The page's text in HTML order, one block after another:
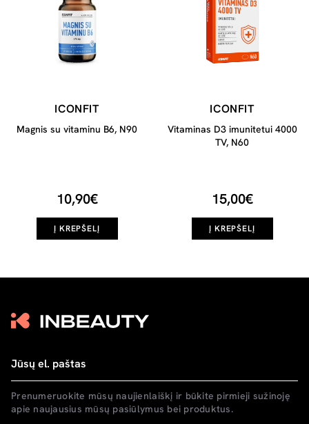
ICONFIT
Magnis su vitaminu B6, N90
10,90€
Į KREPŠELĮ
ICONFIT
Vitaminas D3 imunitetui 4000
TV, N60
15,00€
Į KREPŠELĮ
Prenumeruokite mūsų naujienlaiškį ir būkite pirmieji sužinoję
apie naujausius mūsų pasiūlymus bei produktus.